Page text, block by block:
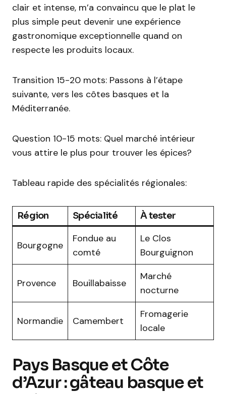
clair et intense, m’a convaincu que le plat le
plus simple peut devenir une expérience
gastronomique exceptionnelle quand on
respecte les produits locaux.
Transition 15-20 mots: Passons à l’étape
suivante, vers les côtes basques et la
Méditerranée.
Question 10-15 mots: Quel marché intérieur
vous attire le plus pour trouver les épices?
Tableau rapide des spécialités régionales:
Région Spécialité À tester
Bourgogne
Fondue au
comté
Le Clos
Bourguignon
Provence Bouillabaisse
Marché
nocturne
Normandie Camembert
Fromagerie
locale
Pays Basque et Côte
d’Azur : gâteau basque et